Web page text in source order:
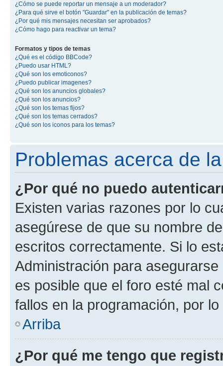
¿Cómo se puede reportar un mensaje a un moderador?
¿Para qué sirve el botón "Guardar" en la publicación de temas?
¿Por qué mis mensajes necesitan ser aprobados?
¿Cómo hago para reactivar un tema?
Formatos y tipos de temas
¿Qué es el código BBCode?
¿Puedo usar HTML?
¿Qué son los emoticonos?
¿Puedo publicar imagenes?
¿Qué son los anuncios globales?
¿Qué son los anuncios?
¿Qué son los temas fijos?
¿Qué son los temas cerrados?
¿Qué son los iconos para los temas?
Problemas acerca de
¿Por qué no puedo
Existen varias razones por lo
asegúrese de que su nombre
escritos correctamente. Si lo
Administración para
es posible que el foro esté mal
fallos en la programación, por
Arriba
¿Por qué me tengo que